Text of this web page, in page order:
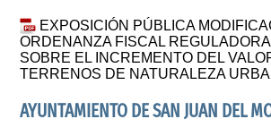
EXPOSICIÓN PÚBLICA
ORDENANZA FISCAL
SOBRE EL INCREMENTO DEL
TERRENOS DE NATURALEZA
AYUNTAMIENTO DE SAN JUAN DEL